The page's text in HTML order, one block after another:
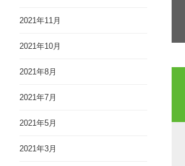
2021年11月
2021年10月
2021年8月
2021年7月
2021年5月
2021年3月